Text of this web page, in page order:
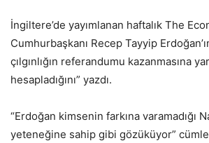
İngiltere’de yayımlanan haftalık The
Cumhurbaşkanı Recep Tayyip
çılgınlığın referandumu kazanmasına
hesapladığını” yazdı.
“Erdoğan kimsenin farkına varamadığı
yeteneğine sahip gibi gözüküyor”